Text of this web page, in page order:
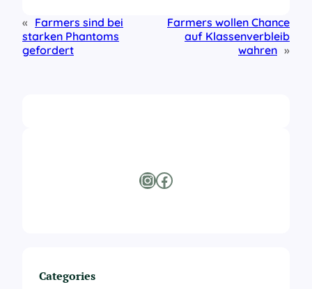
« Farmers sind bei
starken Phantoms
gefordert
Farmers wollen Chance
auf Klassenverbleib
wahren »
InstagramFacebook
Categories